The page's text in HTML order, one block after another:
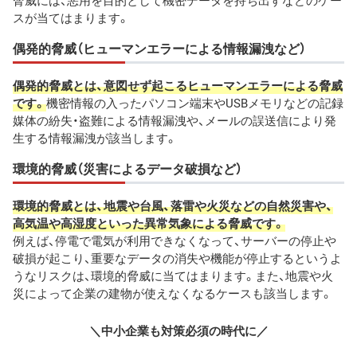
スが当てはまります。
偶発的脅威（ヒューマンエラーによる情報漏洩など）
偶発的脅威とは、意図せず起こるヒューマンエラーによる脅威
です。機密情報の入ったパソコン端末やUSBメモリなどの記録
媒体の紛失・盗難による情報漏洩や、メールの誤送信により発
生する情報漏洩が該当します。
環境的脅威（災害によるデータ破損など）
環境的脅威とは、地震や台風、落雷や火災などの自然災害や、
高気温や高湿度といった異常気象による脅威です。
例えば、停電で電気が利用できなくなって、サーバーの停止や
破損が起こり、重要なデータの消失や機能が停止するというよ
うなリスクは、環境的脅威に当てはまります。また、地震や火
災によって企業の建物が使えなくなるケースも該当します。
＼中小企業も対策必須の時代に／